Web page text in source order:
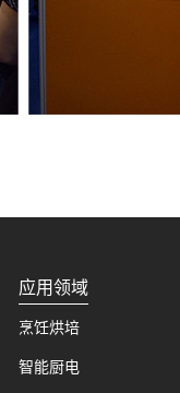
应用领域
烹饪烘培
智能厨电